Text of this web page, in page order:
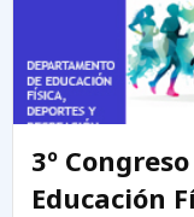
3º
Educación